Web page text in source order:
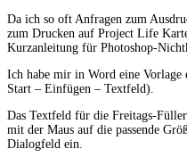
Da ich so oft Anfragen zum
zum Drucken auf Project Life
Kurzanleitung für Photoshop-
Ich habe mir in Word eine
Start – Einfügen – Textfeld).
Das Textfeld für die Freitags-
mit der Maus auf die passende
Dialogfeld ein.